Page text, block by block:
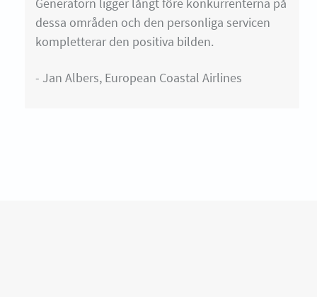
dessa områden och den personliga servicen
kompletterar den positiva bilden.
- Jan Albers, European Coastal Airlines